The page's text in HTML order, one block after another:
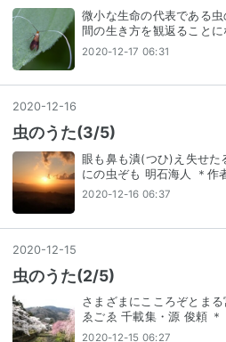
微小な生命の代表である
間の生き方を観返ること
2020-12-17 06:31
2020-12-16
虫のうた(3/5)
眼も鼻も潰(つひ)え失せた
にの虫ぞも 明石海人 ＊作
2020-12-16 06:37
2020-12-15
虫のうた(2/5)
さまざまにこころぞとま
ゑごゑ 千載集・源 俊頼
2020-12-15 06:27